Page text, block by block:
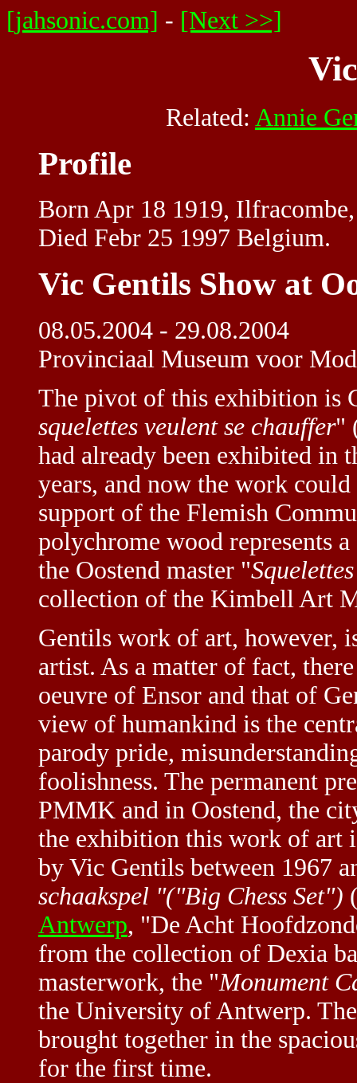
[jahsonic.com] - [Next >>]
Related: Annie
Profile
Born Apr 18 1919,
Died Febr 25 1997 Belgium.
Vic Gentils Show at
08.05.2004 - 29.08.2004
Provinciaal Museum voor
The pivot of this exhibition is
squelettes veulent se chauffer"
had already been exhibited in
years, and now the work
support of the Flemish
polychrome wood represents
the Oostend master "
collection of the Kimbell Art
Gentils work of art, however,
artist. As a matter of fact,
oeuvre of Ensor and that of
view of humankind is the
parody pride,
foolishness. The permanent
PMMK and in Oostend, the
the exhibition this work of art
by Vic Gentils between 1967
schaakspel "("Big Chess Set")
Antwerp, "De Acht
from the collection of Dexia
masterwork, the "Monument
the University of Antwerp.
brought together in the
for the first time.